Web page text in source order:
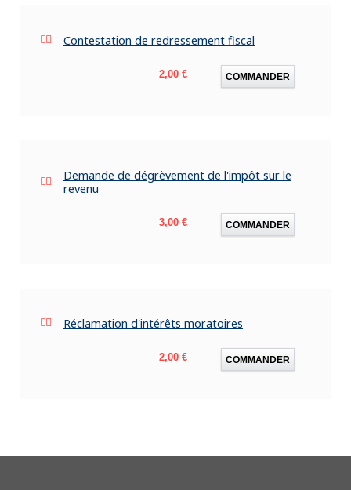
Contestation de redressement fiscal
Prix
2,00 € COMMANDER
Demande de dégrèvement de l'impôt sur le
revenu
Prix
3,00 € COMMANDER
Réclamation d'intérêts moratoires
Prix
2,00 € COMMANDER